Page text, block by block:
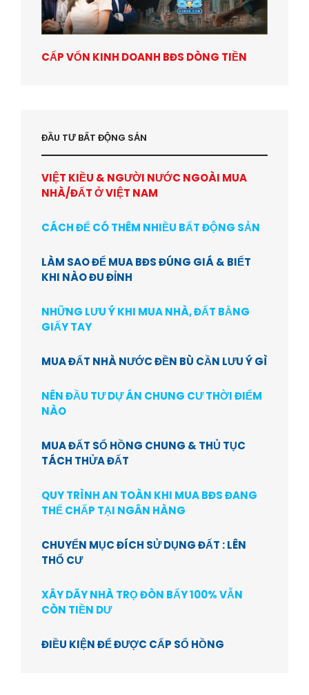
CẤP VỐN KINH DOANH BĐS DÒNG TIỀN
ĐẦU TƯ BẤT ĐỘNG SẢN
VIỆT KIỀU & NGƯỜI NƯỚC NGOÀI MUA
NHÀ/ĐẤT Ở VIỆT NAM
CÁCH ĐỂ CÓ THÊM NHIỀU BẤT ĐỘNG SẢN
LÀM SAO ĐỂ MUA BĐS ĐÚNG GIÁ & BIẾT
KHI NÀO ĐU ĐỈNH
NHỮNG LƯU Ý KHI MUA NHÀ, ĐẤT BẰNG
GIẤY TAY
MUA ĐẤT NHÀ NƯỚC ĐỀN BÙ CẦN LƯU Ý GÌ
NÊN ĐẦU TƯ DỰ ÁN CHUNG CƯ THỜI ĐIỂM
NÀO
MUA ĐẤT SỔ HỒNG CHUNG & THỦ TỤC
TÁCH THỬA ĐẤT
QUY TRÌNH AN TOÀN KHI MUA BĐS ĐANG
THẾ CHẤP TẠI NGÂN HÀNG
CHUYỂN MỤC ĐÍCH SỬ DỤNG ĐẤT : LÊN
THỔ CƯ
XÂY DÃY NHÀ TRỌ ĐÒN BẨY 100% VẪN
CÒN TIỀN DƯ
ĐIỀU KIỆN ĐỂ ĐƯỢC CẤP SỔ HỒNG